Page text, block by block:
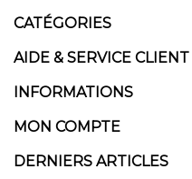
CATÉGORIES
AIDE & SERVICE CLIENT
INFORMATIONS
MON COMPTE
DERNIERS ARTICLES